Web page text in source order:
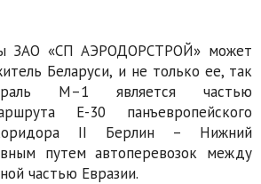
ЗАО «СП АЭРОДОРСТРОЙ» может
Беларуси, и не только ее, так
М–1 является частью
Е-30 панъевропейского
коридора II Берлин – Нижний
путем автоперевозок между
частью Евразии.